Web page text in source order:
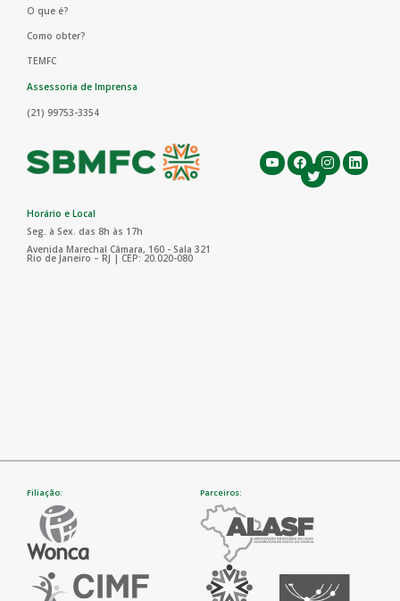
O que é?
Como obter?
TEMFC
Assessoria de Imprensa
(21) 99753-3354
Horário e Local
Seg. à Sex. das 8h às 17h
Avenida Marechal Câmara, 160 - Sala 321
Rio de Janeiro – RJ | CEP: 20.020-080
Filiação: Parceiros: